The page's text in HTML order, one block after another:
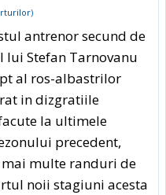
)
antrenor secund de
lui Stefan Tarnovanu
al ros-albastrilor
in dizgratiile
la ultimele
precedent,
multe randuri de
noii stagiuni acesta